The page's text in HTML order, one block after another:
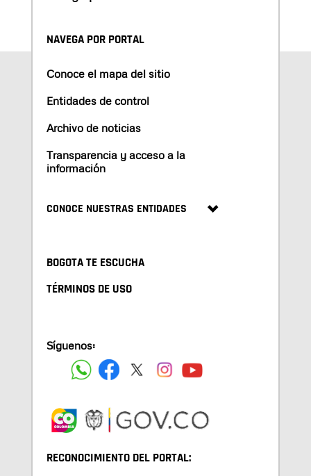
NAVEGA POR PORTAL
Conoce el mapa del sitio
Entidades de control
Archivo de noticias
Transparencia y acceso a la
información
CONOCE NUESTRAS ENTIDADES
BOGOTA TE ESCUCHA
TÉRMINOS DE USO
Síguenos:
RECONOCIMIENTO DEL PORTAL: